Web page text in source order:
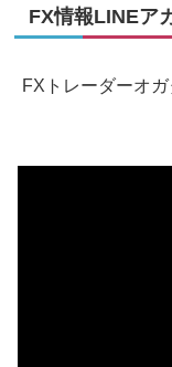
FX情報LINEア
FXトレーダーオ